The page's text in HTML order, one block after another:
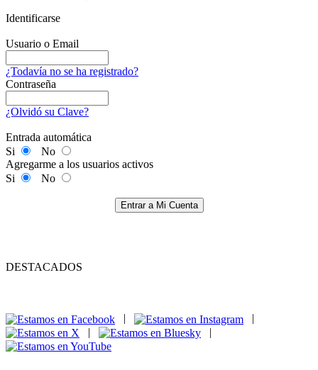
Identificarse
Usuario o Email
¿Todavía no se ha registrado?
Contraseña
¿Olvidó su Clave?
Entrada automática
Si
No
Agregarme a los usuarios activos
Si
No
Entrar a Mi Cuenta
DESTACADOS
|
|